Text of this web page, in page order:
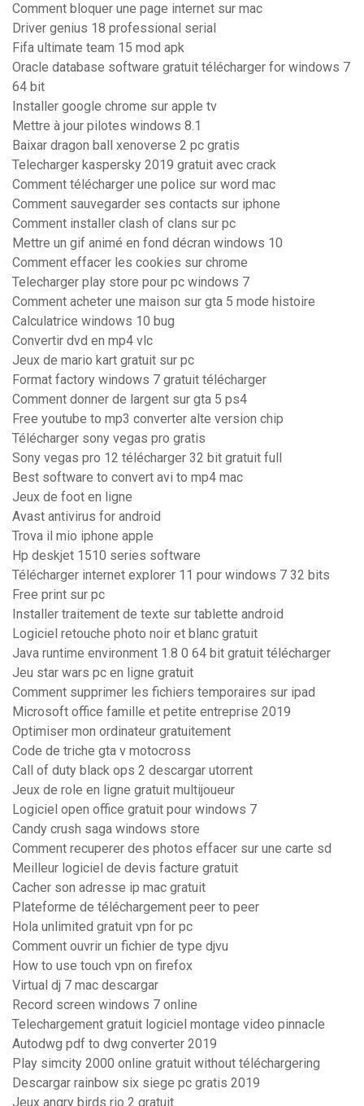
Comment bloquer une page internet sur mac
Driver genius 18 professional serial
Fifa ultimate team 15 mod apk
Oracle database software gratuit télécharger for windows 7
64 bit
Installer google chrome sur apple tv
Mettre à jour pilotes windows 8.1
Baixar dragon ball xenoverse 2 pc gratis
Telecharger kaspersky 2019 gratuit avec crack
Comment télécharger une police sur word mac
Comment sauvegarder ses contacts sur iphone
Comment installer clash of clans sur pc
Mettre un gif animé en fond décran windows 10
Comment effacer les cookies sur chrome
Telecharger play store pour pc windows 7
Comment acheter une maison sur gta 5 mode histoire
Calculatrice windows 10 bug
Convertir dvd en mp4 vlc
Jeux de mario kart gratuit sur pc
Format factory windows 7 gratuit télécharger
Comment donner de largent sur gta 5 ps4
Free youtube to mp3 converter alte version chip
Télécharger sony vegas pro gratis
Sony vegas pro 12 télécharger 32 bit gratuit full
Best software to convert avi to mp4 mac
Jeux de foot en ligne
Avast antivirus for android
Trova il mio iphone apple
Hp deskjet 1510 series software
Télécharger internet explorer 11 pour windows 7 32 bits
Free print sur pc
Installer traitement de texte sur tablette android
Logiciel retouche photo noir et blanc gratuit
Java runtime environment 1.8 0 64 bit gratuit télécharger
Jeu star wars pc en ligne gratuit
Comment supprimer les fichiers temporaires sur ipad
Microsoft office famille et petite entreprise 2019
Optimiser mon ordinateur gratuitement
Code de triche gta v motocross
Call of duty black ops 2 descargar utorrent
Jeux de role en ligne gratuit multijoueur
Logiciel open office gratuit pour windows 7
Candy crush saga windows store
Comment recuperer des photos effacer sur une carte sd
Meilleur logiciel de devis facture gratuit
Cacher son adresse ip mac gratuit
Plateforme de téléchargement peer to peer
Hola unlimited gratuit vpn for pc
Comment ouvrir un fichier de type djvu
How to use touch vpn on firefox
Virtual dj 7 mac descargar
Record screen windows 7 online
Telechargement gratuit logiciel montage video pinnacle
Autodwg pdf to dwg converter 2019
Play simcity 2000 online gratuit without téléchargering
Descargar rainbow six siege pc gratis 2019
Jeux angry birds rio 2 gratuit